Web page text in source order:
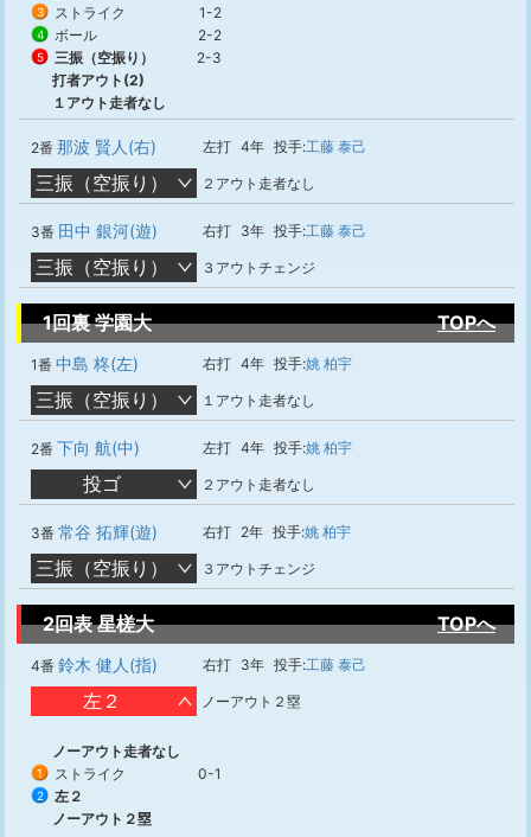
3 ストライク 1-2
4 ボール 2-2
5 三振（空振り）
2-3
打者アウト(2)
１アウト走者なし
2番 那波 賢人(右) 左打 4年 投手:工藤 泰己
三振（空振り） ２アウト走者なし
3番 田中 銀河(遊) 右打 3年 投手:工藤 泰己
三振（空振り） ３アウトチェンジ
1回裏 学園大 TOPへ
1番 中島 柊(左) 右打 4年 投手:姚 柏宇
三振（空振り） １アウト走者なし
2番 下向 航(中) 左打 4年 投手:姚 柏宇
投ゴ ２アウト走者なし
3番 常谷 拓輝(遊) 右打 2年 投手:姚 柏宇
三振（空振り） ３アウトチェンジ
2回表 星槎大 TOPへ
4番 鈴木 健人(指) 右打 3年 投手:工藤 泰己
左２ ノーアウト２塁
ノーアウト走者なし
1 ストライク 0-1
2
左２
ノーアウト２塁